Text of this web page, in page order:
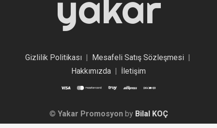
Gizlilik Politikası| Mesafeli Satış Sözleşmesi|
Hakkımızda
İletişim
© Yakar Promosyonby Bilal KOÇ